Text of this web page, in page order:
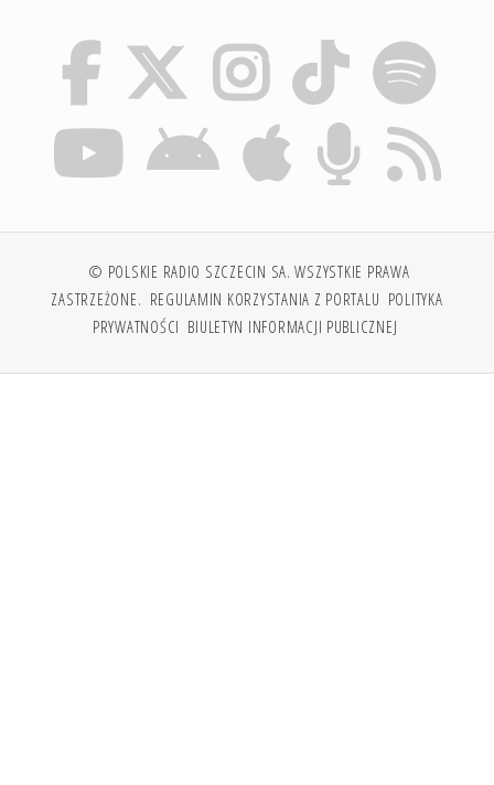
© POLSKIE RADIO SZCZECIN SA. WSZYSTKIE PRAWA
ZASTRZEŻONE. REGULAMIN KORZYSTANIA Z PORTALU POLITYKA
PRYWATNOŚCI BIULETYN INFORMACJI PUBLICZNEJ